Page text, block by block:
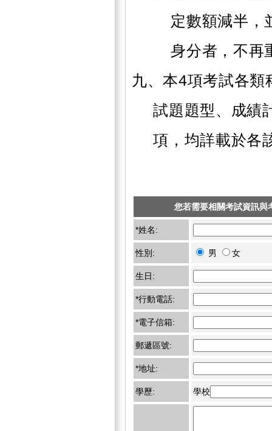
定數額減半，
身分者，不再
九、本4項考試各類
試題題型、成績
項，均詳載於各
您若需要相關考試資訊與
*姓名:
性別: 男 女
生日:
*行動電話:
*電子信箱:
郵遞區號:
*地址:
學歷: 學校